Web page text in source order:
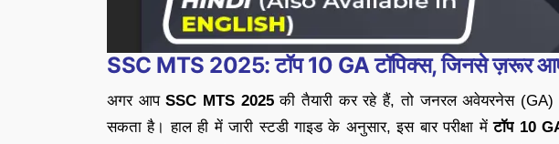
SSC MTS 2025: टॉप 10 GA टॉपिक्स, जिनसे ज़रूर
अगर आपSSC MTS 2025की तैयारी कर रहे हैं, तो जनरल अवेयरनेस
सकता है। हाल ही में जारी स्टडी गाइड के अनुसार, इस बार परीक्षा मेंटॉप 10